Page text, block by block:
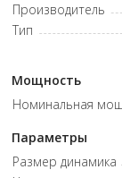
Увеличенная
обеспечивает
Резонансная
Номинальный
Производитель
Тип
Мощность
Номинальная
Параметры
Размер динамика